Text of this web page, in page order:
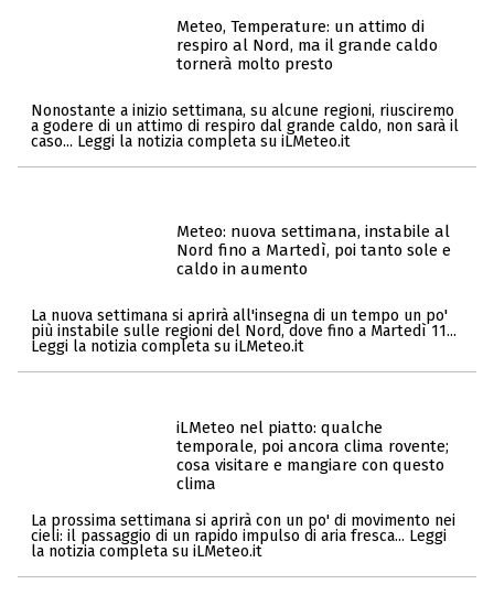
Meteo, Temperature: un attimo di
respiro al Nord, ma il grande caldo
tornerà molto presto
Nonostante a inizio settimana, su alcune regioni, riusciremo
a godere di un attimo di respiro dal grande caldo, non sarà il
caso... Leggi la notizia completa su iLMeteo.it
Meteo: nuova settimana, instabile al
Nord fino a Martedì, poi tanto sole e
caldo in aumento
La nuova settimana si aprirà all'insegna di un tempo un po'
più instabile sulle regioni del Nord, dove fino a Martedì 11...
Leggi la notizia completa su iLMeteo.it
iLMeteo nel piatto: qualche
temporale, poi ancora clima rovente;
cosa visitare e mangiare con questo
clima
La prossima settimana si aprirà con un po' di movimento nei
cieli: il passaggio di un rapido impulso di aria fresca... Leggi
la notizia completa su iLMeteo.it